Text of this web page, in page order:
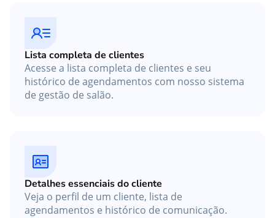
Lista completa de clientes
Acesse a lista completa de clientes e seu
histórico de agendamentos com nosso sistema
de gestão de salão.
Detalhes essenciais do cliente
Veja o perfil de um cliente, lista de
agendamentos e histórico de comunicação.